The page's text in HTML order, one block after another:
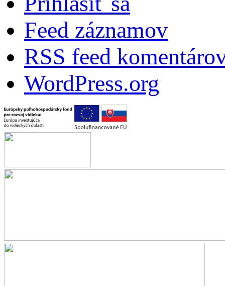
Feed záznamov
RSS feed
WordPress.org